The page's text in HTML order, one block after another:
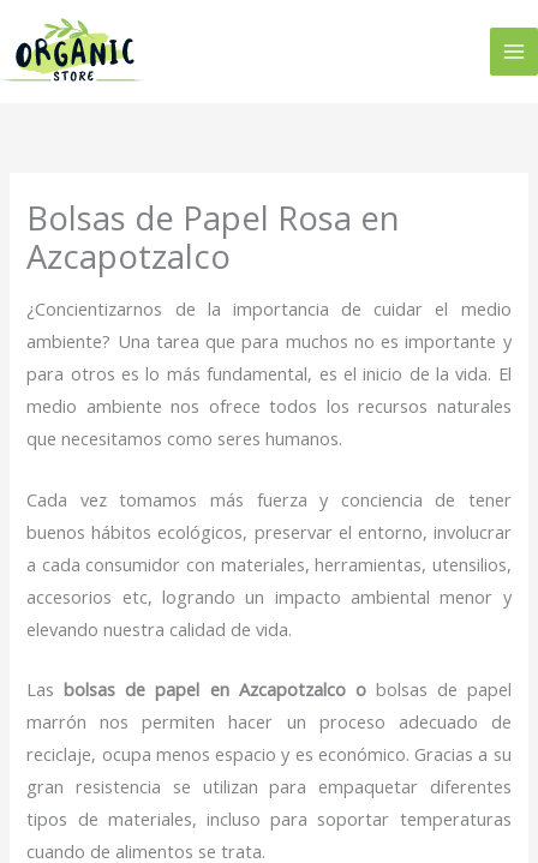
contenido
Bolsas de Papel Rosa en
Azcapotzalco
¿Concientizarnos de la importancia de cuidar el medio
ambiente? Una tarea que para muchos no es importante y
para otros es lo más fundamental, es el inicio de la vida. El
medio ambiente nos ofrece todos los recursos naturales
que necesitamos como seres humanos.
Cada vez tomamos más fuerza y conciencia de tener
buenos hábitos ecológicos, preservar el entorno, involucrar
a cada consumidor con materiales, herramientas, utensilios,
accesorios etc, logrando un impacto ambiental menor y
elevando nuestra calidad de vida.
Lasbolsas de papel en Azcapotzalco obolsas de papel
marrón nos permiten hacer un proceso adecuado de
reciclaje, ocupa menos espacio y es económico. Gracias a su
gran resistencia se utilizan para empaquetar diferentes
tipos de materiales, incluso para soportar temperaturas
cuando de alimentos se trata.